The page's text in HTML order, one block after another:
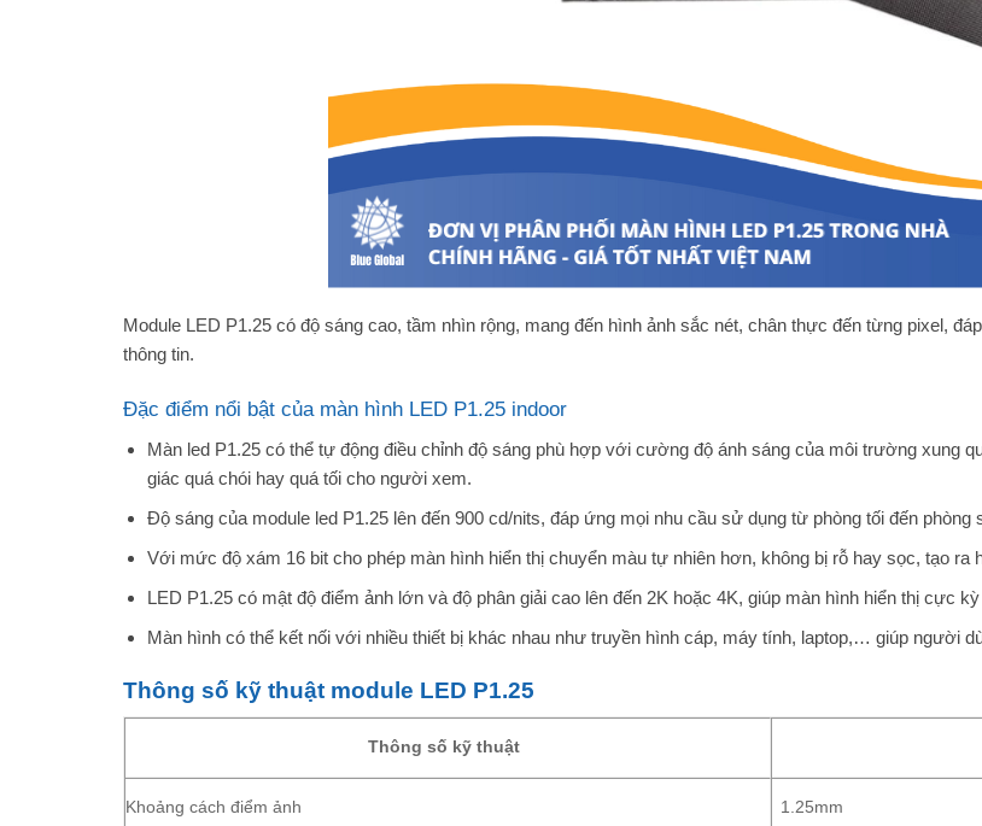
Module LED P1.25 có độ sáng cao, tầm nhìn rộng, mang đến hình ảnh sắc nét, chân thực đến từng pixel,
thông tin.
Đặc điểm nổi bật của màn hình LED P1.25 indoor
Màn led P1.25 có thể tự động điều chỉnh độ sáng phù hợp với cường độ ánh sáng của môi trường xung
giác quá chói hay quá tối cho người xem.
Độ sáng của module led P1.25 lên đến 900 cd/nits, đáp ứng mọi nhu cầu sử dụng từ phòng tối đến phòng
Với mức độ xám 16 bit cho phép màn hình hiển thị chuyển màu tự nhiên hơn, không bị rỗ hay sọc, tạo ra
LED P1.25 có mật độ điểm ảnh lớn và độ phân giải cao lên đến 2K hoặc 4K, giúp màn hình hiển thị cực
Màn hình có thể kết nối với nhiều thiết bị khác nhau như truyền hình cáp, máy tính, laptop,… giúp người
Thông số kỹ thuật module LED P1.25
Thông số kỹ thuật
Khoảng cách điểm ảnh 1.25mm